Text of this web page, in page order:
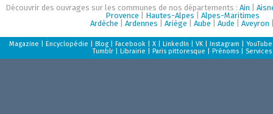
Découvrir des ouvrages sur les communes de nos départements :Ain |
Provence
Hautes-Alpes
Alpes-Maritimes
Ardèche |Ardennes |Ariège |Aube |Aude |Aveyron
Magazine |Encyclopédie |Blog |Facebook |X |LinkedIn |VK |Instagram |YouTube
Tumblr |Librairie |Paris pittoresque |Prénoms Services